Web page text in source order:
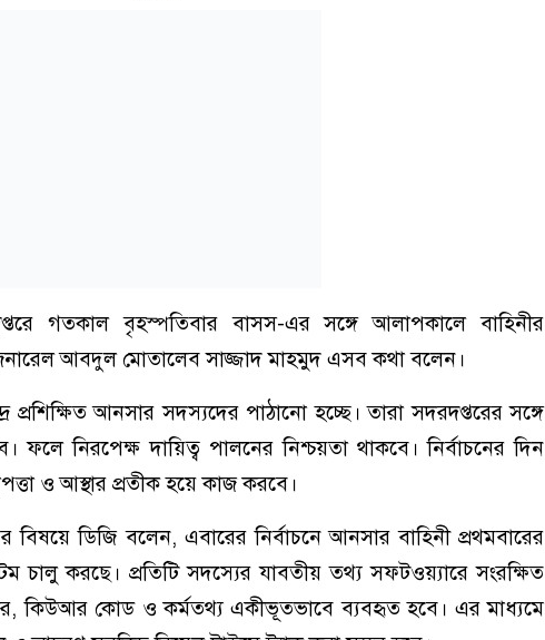
গতকাল বৃহস্পতিবার বাসস-এর সঙ্গে আলাপকালে বাহিনীর
আবদুল মোতালেব সাজ্জাদ মাহমুদ এসব কথা বলেন।
প্রশিক্ষিত আনসার সদস্যদের পাঠানো হচ্ছে। তারা সদরদপ্তরের সঙ্গে
ফলে নিরপেক্ষ দায়িত্ব পালনের নিশ্চয়তা থাকবে। নির্বাচনের দিন
ও আস্থার প্রতীক হয়ে কাজ করবে।
বিষয়ে ডিজি বলেন, এবারের নির্বাচনে আনসার বাহিনী প্রথমবারের
চালু করছে। প্রতিটি সদস্যের যাবতীয় তথ্য সফটওয়্যারে সংরক্ষিত
কিউআর কোড ও কর্মতথ্য একীভূতভাবে ব্যবহৃত হবে। এর মাধ্যমে